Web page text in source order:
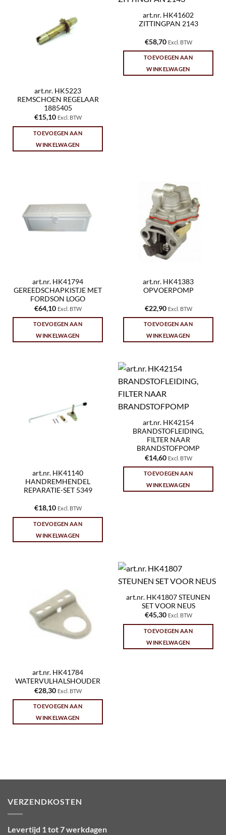
art.nr. HK5223
REMSCHOEN REGELAAR
1885405
€15,10 Excl. BTW
TOEVOEGEN AAN
WINKELWAGEN
art.nr. HK41602
ZITTINGPAN 2143
€58,70 Excl. BTW
TOEVOEGEN AAN
WINKELWAGEN
art.nr. HK41794
GEREEDSCHAPKISTJE MET
FORDSON LOGO
€64,10 Excl. BTW
TOEVOEGEN AAN
WINKELWAGEN
art.nr. HK41383
OPVOERPOMP
€22,90 Excl. BTW
TOEVOEGEN AAN
WINKELWAGEN
art.nr. HK41140
HANDREMHENDEL
REPARATIE-SET 5349
€18,10 Excl. BTW
TOEVOEGEN AAN
WINKELWAGEN
art.nr. HK42154
BRANDSTOFLEIDING,
FILTER NAAR
BRANDSTOFPOMP
€14,60 Excl. BTW
TOEVOEGEN AAN
WINKELWAGEN
art.nr. HK41784
WATERVULHALSHOUDER
€28,30 Excl. BTW
TOEVOEGEN AAN
WINKELWAGEN
art.nr. HK41807 STEUNEN
SET VOOR NEUS
€45,30 Excl. BTW
TOEVOEGEN AAN
WINKELWAGEN
VERZENDKOSTEN
Levertijd 1 tot 7 werkdagen